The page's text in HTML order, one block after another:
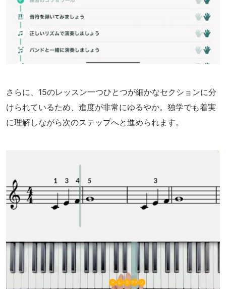
さらに、15のレッスン一つひとつが細かなセクションに分
けられているため、進度が非常にゆるやか。独学でも着実
に理解しながら次のステップへと進められます。